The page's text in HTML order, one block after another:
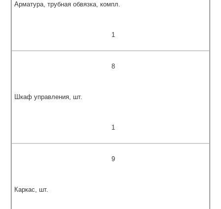
Арматура, трубная обвязка, компл.
1
8
Шкаф управления, шт.
1
9
Каркас, шт.